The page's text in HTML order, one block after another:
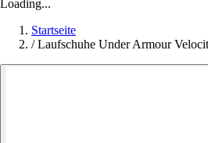
Loading...
Startseite
/ Laufschuhe Under Armour